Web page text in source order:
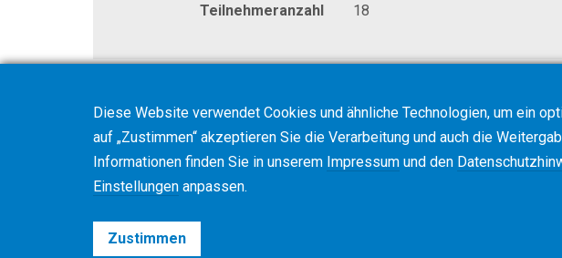
Teilnehmeranzahl
18
Diese Website verwendet Cookies und ähnliche Technologien, um ein
auf „Zustimmen“ akzeptieren Sie die Verarbeitung und auch die
Informationen finden Sie in unserem Impressum und den
Einstellungen anpassen.
Zustimmen